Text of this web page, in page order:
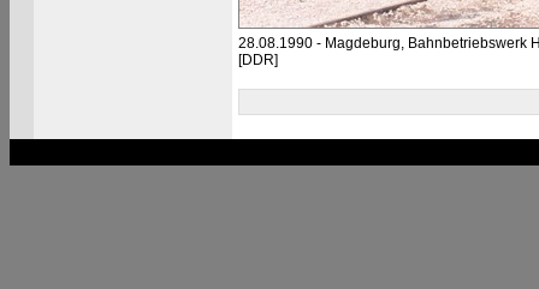
28.08.1990 - Magdeburg, Bahnbetriebswerk
[DDR]